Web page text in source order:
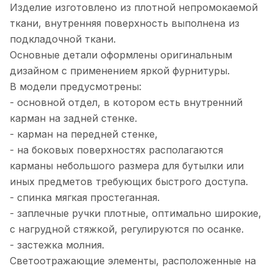
Изделие изготовлено из плотной непромокаемой
ткани, внутренняя поверхность выполнена из
подкладочной ткани.
Основные детали оформлены оригинальным
дизайном с применением яркой фурнитуры.
В модели предусмотрены:
- основной отдел, в котором есть внутренний
карман на задней стенке.
- карман на передней стенке,
- на боковых поверхностях располагаются
карманы небольшого размера для бутылки или
иных предметов требующих быстрого доступа.
- спинка мягкая простеганная.
- заплечные ручки плотные, оптимально широкие,
с нагрудной стяжкой, регулируются по осанке.
- застежка молния.
Светоотражающие элементы, расположенные на